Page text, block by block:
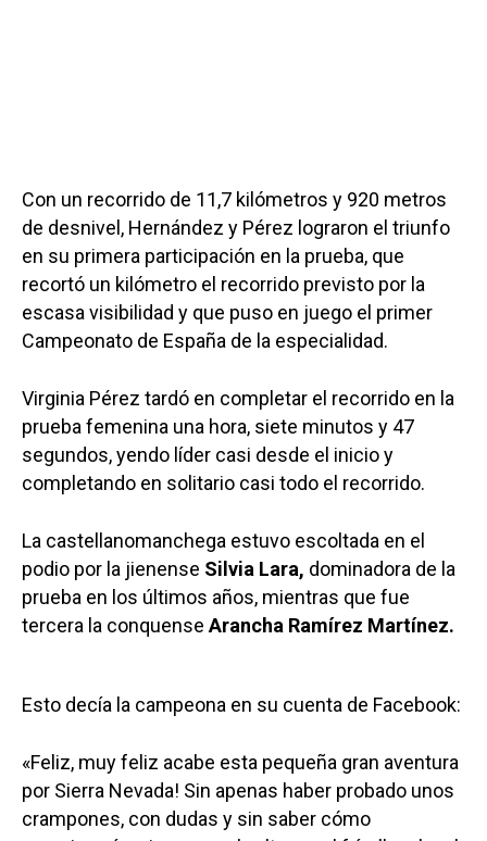
Con un recorrido de 11,7 kilómetros y 920 metros
de desnivel, Hernández y Pérez lograron el triunfo
en su primera participación en la prueba, que
recortó un kilómetro el recorrido previsto por la
escasa visibilidad y que puso en juego el primer
Campeonato de España de la especialidad.
Virginia Pérez tardó en completar el recorrido en la
prueba femenina una hora, siete minutos y 47
segundos, yendo líder casi desde el inicio y
completando en solitario casi todo el recorrido.
La castellanomanchega estuvo escoltada en el
podio por la jienense Silvia Lara, dominadora de la
prueba en los últimos años, mientras que fue
tercera la conquense Arancha Ramírez Martínez.
Esto decía la campeona en su cuenta de Facebook:
«Feliz, muy feliz acabe esta pequeña gran aventura
por Sierra Nevada! Sin apenas haber probado unos
crampones, con dudas y sin saber cómo